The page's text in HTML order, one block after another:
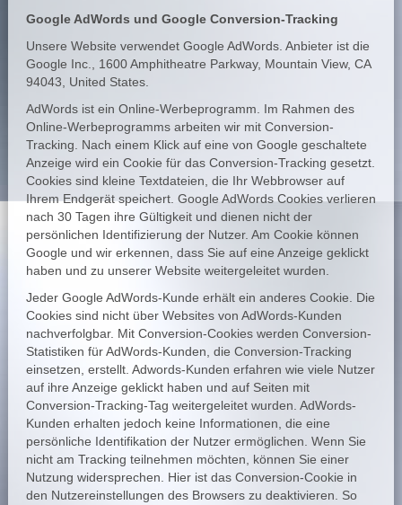
Google AdWords und Google Conversion-Tracking
Unsere Website verwendet Google AdWords. Anbieter ist die
Google Inc., 1600 Amphitheatre Parkway, Mountain View, CA
94043, United States.
AdWords ist ein Online-Werbeprogramm. Im Rahmen des
Online-Werbeprogramms arbeiten wir mit Conversion-
Tracking. Nach einem Klick auf eine von Google geschaltete
Anzeige wird ein Cookie für das Conversion-Tracking gesetzt.
Cookies sind kleine Textdateien, die Ihr Webbrowser auf
Ihrem Endgerät speichert. Google AdWords Cookies verlieren
nach 30 Tagen ihre Gültigkeit und dienen nicht der
persönlichen Identifizierung der Nutzer. Am Cookie können
Google und wir erkennen, dass Sie auf eine Anzeige geklickt
haben und zu unserer Website weitergeleitet wurden.
Jeder Google AdWords-Kunde erhält ein anderes Cookie. Die
Cookies sind nicht über Websites von AdWords-Kunden
nachverfolgbar. Mit Conversion-Cookies werden Conversion-
Statistiken für AdWords-Kunden, die Conversion-Tracking
einsetzen, erstellt. Adwords-Kunden erfahren wie viele Nutzer
auf ihre Anzeige geklickt haben und auf Seiten mit
Conversion-Tracking-Tag weitergeleitet wurden. AdWords-
Kunden erhalten jedoch keine Informationen, die eine
persönliche Identifikation der Nutzer ermöglichen. Wenn Sie
nicht am Tracking teilnehmen möchten, können Sie einer
Nutzung widersprechen. Hier ist das Conversion-Cookie in
den Nutzereinstellungen des Browsers zu deaktivieren. So